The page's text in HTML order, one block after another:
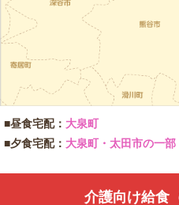
■昼食宅配： 大泉町
■夕食宅配： 大泉町・太田市の一部
介護向け給食